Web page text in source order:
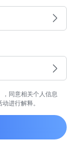
，同意相关个人信息
进行解释。